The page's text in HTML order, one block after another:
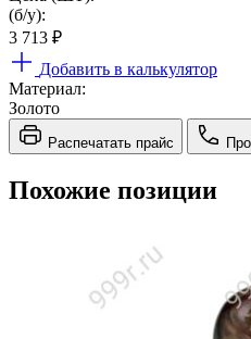
(б/у):
3 713 ₽
Добавить в калькулятор
Материал:
Золото
Распечатать прайс
Похожие позиции